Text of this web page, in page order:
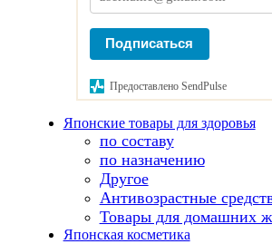
Подписаться
Предоставлено SendPulse
Японские товары для здоровья
по составу
по назначению
Другое
Антивозрастные
Товары для домашних
Японская косметика